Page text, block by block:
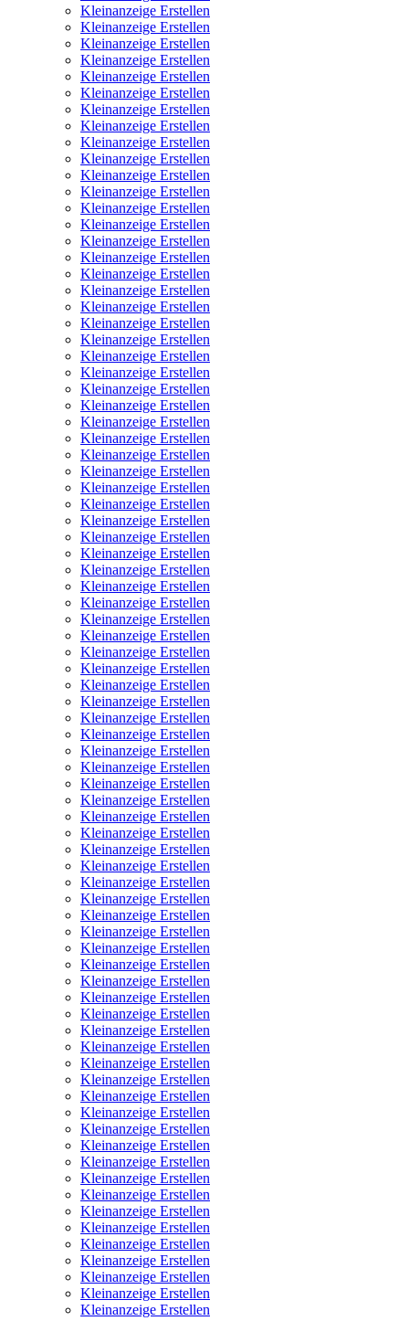
Kleinanzeige Erstellen
Kleinanzeige Erstellen
Kleinanzeige Erstellen
Kleinanzeige Erstellen
Kleinanzeige Erstellen
Kleinanzeige Erstellen
Kleinanzeige Erstellen
Kleinanzeige Erstellen
Kleinanzeige Erstellen
Kleinanzeige Erstellen
Kleinanzeige Erstellen
Kleinanzeige Erstellen
Kleinanzeige Erstellen
Kleinanzeige Erstellen
Kleinanzeige Erstellen
Kleinanzeige Erstellen
Kleinanzeige Erstellen
Kleinanzeige Erstellen
Kleinanzeige Erstellen
Kleinanzeige Erstellen
Kleinanzeige Erstellen
Kleinanzeige Erstellen
Kleinanzeige Erstellen
Kleinanzeige Erstellen
Kleinanzeige Erstellen
Kleinanzeige Erstellen
Kleinanzeige Erstellen
Kleinanzeige Erstellen
Kleinanzeige Erstellen
Kleinanzeige Erstellen
Kleinanzeige Erstellen
Kleinanzeige Erstellen
Kleinanzeige Erstellen
Kleinanzeige Erstellen
Kleinanzeige Erstellen
Kleinanzeige Erstellen
Kleinanzeige Erstellen
Kleinanzeige Erstellen
Kleinanzeige Erstellen
Kleinanzeige Erstellen
Kleinanzeige Erstellen
Kleinanzeige Erstellen
Kleinanzeige Erstellen
Kleinanzeige Erstellen
Kleinanzeige Erstellen
Kleinanzeige Erstellen
Kleinanzeige Erstellen
Kleinanzeige Erstellen
Kleinanzeige Erstellen
Kleinanzeige Erstellen
Kleinanzeige Erstellen
Kleinanzeige Erstellen
Kleinanzeige Erstellen
Kleinanzeige Erstellen
Kleinanzeige Erstellen
Kleinanzeige Erstellen
Kleinanzeige Erstellen
Kleinanzeige Erstellen
Kleinanzeige Erstellen
Kleinanzeige Erstellen
Kleinanzeige Erstellen
Kleinanzeige Erstellen
Kleinanzeige Erstellen
Kleinanzeige Erstellen
Kleinanzeige Erstellen
Kleinanzeige Erstellen
Kleinanzeige Erstellen
Kleinanzeige Erstellen
Kleinanzeige Erstellen
Kleinanzeige Erstellen
Kleinanzeige Erstellen
Kleinanzeige Erstellen
Kleinanzeige Erstellen
Kleinanzeige Erstellen
Kleinanzeige Erstellen
Kleinanzeige Erstellen
Kleinanzeige Erstellen
Kleinanzeige Erstellen
Kleinanzeige Erstellen
Kleinanzeige Erstellen